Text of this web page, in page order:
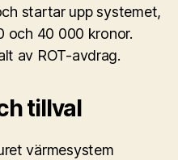
startar upp systemet,
och 40 000 kronor.
av ROT-avdrag.
tillval
värmesystem